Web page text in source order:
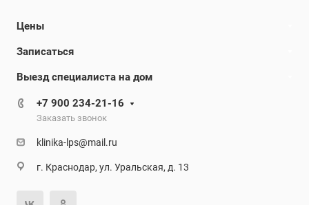
Цены
Записаться
Выезд специалиста на дом
+7 900 234-21-16
Заказать звонок
klinika-lps@mail.ru
г. Краснодар, ул. Уральская, д. 13